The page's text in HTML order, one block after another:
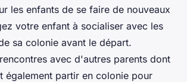
les enfants de se faire de nouveaux
votre enfant à socialiser avec les
sa colonie avant le départ.
avec d'autres parents dont
également partir en colonie pour